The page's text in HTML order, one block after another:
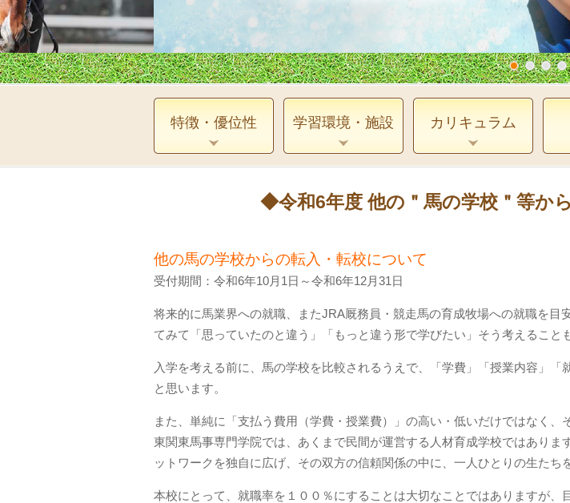
特徴・優位性 学習環境・施設 カリキュラム
◆令和6年度 他の＂馬の学校＂等か
他の馬の学校からの転入・転校について
受付期間：令和6年10月1日～令和6年12月31日
将来的に馬業界への就職、またJRA厩務員・競走馬の育成牧場への就職を
てみて「思っていたのと違う」「もっと違う形で学びたい」そう考えること
入学を考える前に、馬の学校を比較されるうえで、「学費」「授業内容」
と思います。
また、単純に「支払う費用（学費・授業費）」の高い・低いだけではなく、
東関東馬事専門学院では、あくまで民間が運営する人材育成学校ではあり
ットワークを独自に広げ、その双方の信頼関係の中に、一人ひとりの生たち
本校にとって、就職率を１００％にすることは大切なことではありますが、